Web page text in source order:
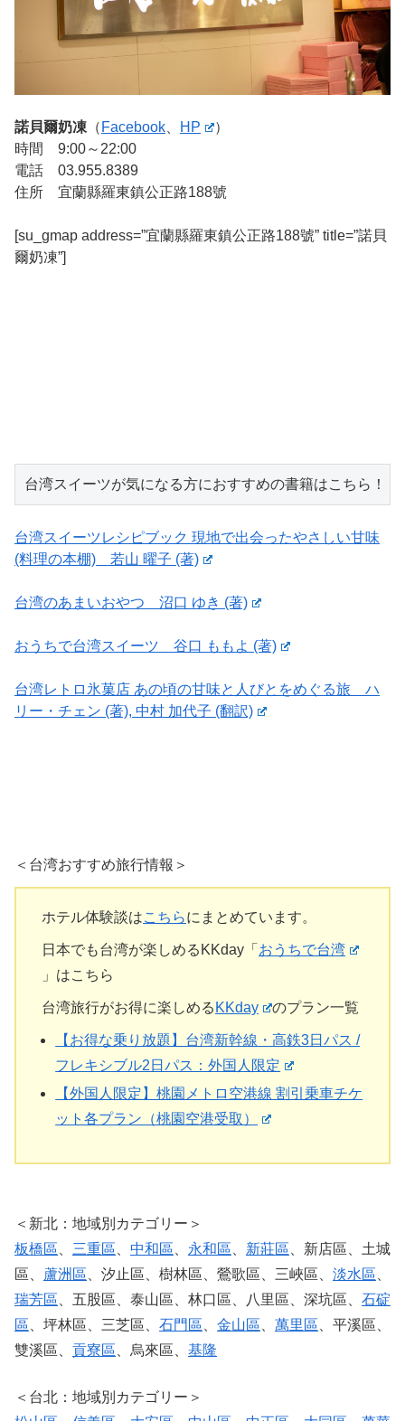
諾貝爾奶凍 （ Facebook HP
）
時間 9:00～22:00
電話 03.955.8389
住所 宜蘭縣羅東鎮公正路188號
[su_gmap address=”宜蘭縣羅東鎮公正路188號” title=”諾貝
爾奶凍”]
台湾スイーツが気になる方におすすめの書籍はこちら！
台湾スイーツレシピブック 現地で出会ったやさしい甘味
(料理の本棚) 若山 曜子 (著)
台湾のあまいおやつ 沼口 ゆき (著)
おうちで台湾スイーツ 谷口 ももよ (著)
台湾レトロ氷菓店 あの頃の甘味と人びとをめぐる旅 ハ
リー・チェン (著), 中村 加代子 (翻訳)
＜台湾おすすめ旅行情報＞
ホテル体験談はこちらにまとめています。
日本でも台湾が楽しめるKKday「 おうちで台湾
」はこちら
台湾旅行がお得に楽しめる KKday のプラン一覧
【お得な乗り放題】台湾新幹線・高鉄3日パス /
フレキシブル2日パス：外国人限定
【外国人限定】桃園メトロ空港線 割引乗車チケ
ット各プラン（桃園空港受取）
＜新北：地域別カテゴリー＞
板橋區
三重區 中和區 永和區 新莊區 、新店區、土城
區、 蘆洲區 、汐止區、樹林區、鶯歌區、三峽區、 淡水區
瑞芳區 、五股區、泰山區、林口區、八里區、深坑區、 石碇
區 、坪林區、三芝區、 石門區 金山區 萬里區 、平溪區、
雙溪區、 貢寮區 、烏來區、 基隆
＜台北：地域別カテゴリー＞